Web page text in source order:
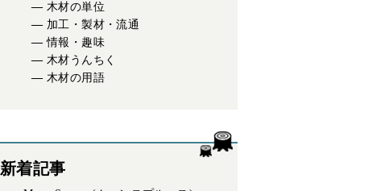
木材の単位
加工・製材・流通
情報・趣味
木材うんちく
木材の用語
新着記事